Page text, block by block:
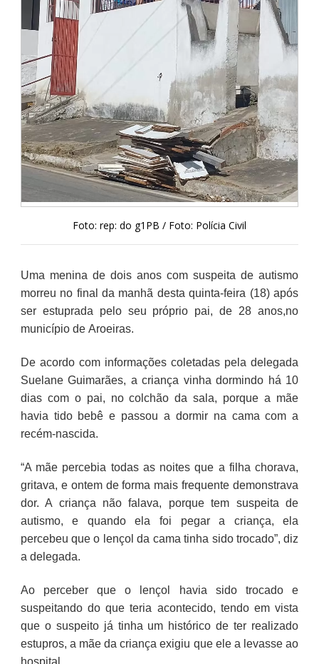
Foto: rep: do g1PB / Foto: Polícia Civil
Uma menina de dois anos com suspeita de autismo
morreu no final da manhã desta quinta-feira (18) após
ser estuprada pelo seu próprio pai, de 28 anos,no
município de Aroeiras.
De acordo com informações coletadas pela delegada
Suelane Guimarães, a criança vinha dormindo há 10
dias com o pai, no colchão da sala, porque a mãe
havia tido bebê e passou a dormir na cama com a
recém-nascida.
“A mãe percebia todas as noites que a filha chorava,
gritava, e ontem de forma mais frequente demonstrava
dor. A criança não falava, porque tem suspeita de
autismo, e quando ela foi pegar a criança, ela
percebeu que o lençol da cama tinha sido trocado”, diz
a delegada.
Ao perceber que o lençol havia sido trocado e
suspeitando do que teria acontecido, tendo em vista
que o suspeito já tinha um histórico de ter realizado
estupros, a mãe da criança exigiu que ele a levasse ao